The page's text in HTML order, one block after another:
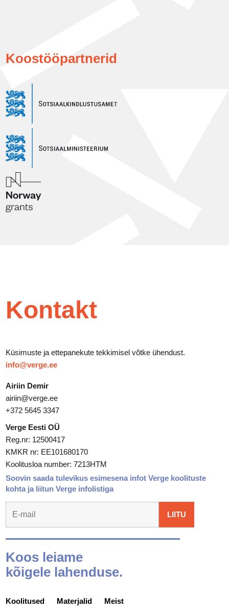
Koostööpartnerid
Kontakt
Küsimuste ja ettepanekute tekkimisel võtke ühendust.
info@verge.ee
Airiin Demir
airiin@verge.ee
+372 5645 3347
Verge Eesti OÜ
Reg.nr: 12500417
KMKR nr: EE101680170
Koolitusloa number: 7213HTM
Soovin saada tulevikus esimesena infot Verge koolituste
kohta ja liitun Verge infolistiga
Koos leiame
kõigele lahenduse.
Koolitused Materjalid Meist